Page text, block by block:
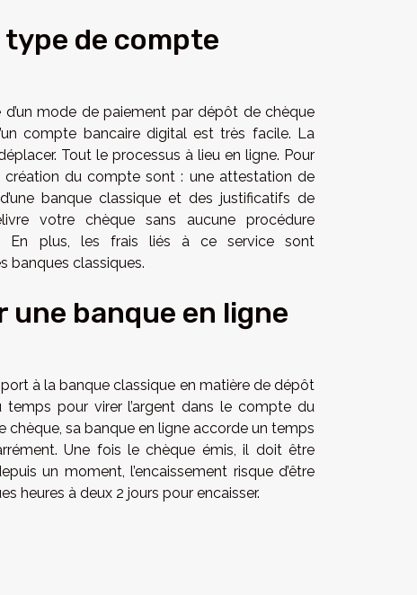
type de compte
mode de paiement par dépôt de chèque
compte bancaire digital est très facile. La
Tout le processus à lieu en ligne. Pour
création du compte sont : une attestation de
banque classique et des justificatifs de
votre chèque sans aucune procédure
En plus, les frais liés à ce service sont
banques classiques.
une banque en ligne
à la banque classique en matière de dépôt
pour virer l’argent dans le compte du
chèque, sa banque en ligne accorde un temps
Une fois le chèque émis, il doit être
un moment, l’encaissement risque d’être
heures à deux 2 jours pour encaisser.